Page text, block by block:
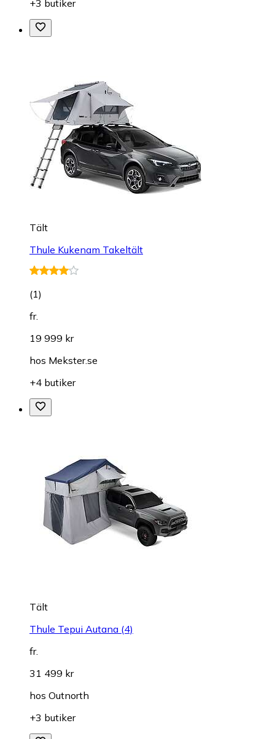
+3 butiker
Tält
Thule Kukenam Takeltält
(1)
fr.
19 999 kr
hos Mekster.se
+4 butiker
Tält
Thule Tepui Autana (4)
fr.
31 499 kr
hos Outnorth
+3 butiker